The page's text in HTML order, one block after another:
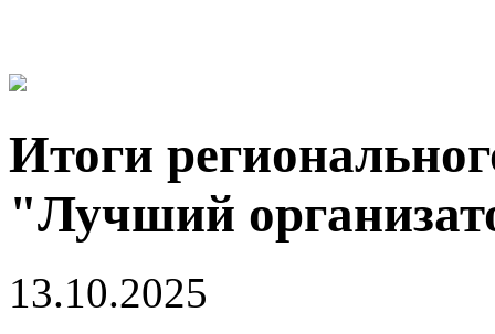
Итоги
"Лучший
13.10.2025